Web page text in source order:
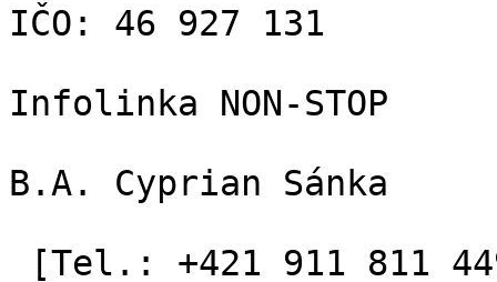
IČO: 46 927 131
Infolinka NON-STOP
B.A. Cyprian Sánka